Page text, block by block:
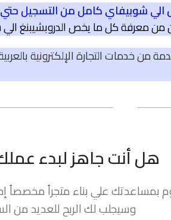
شوبيفاي كامل من التسجيل حتي
معرفة كل ما يخص الدروبشيبنغ
من خدمات التجارة الإلكترونية
هل أنت جاهز لبدء
بمساعدتك علي بناء متجراً مخصصاً
وسيجلب لك الربح للعديد من